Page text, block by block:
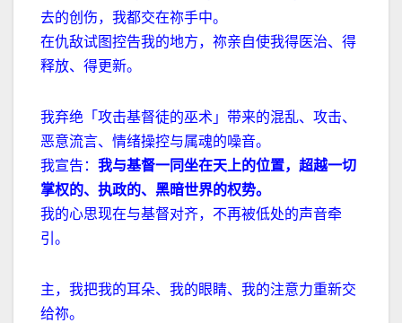
去的创伤，我都交在祢手中。
在仇敌试图控告我的地方，祢亲自使我得医治、得
释放、得更新。
我弃绝「攻击基督徒的巫术」带来的混乱、攻击、
恶意流言、情绪操控与属魂的噪音。
我宣告： 我与基督一同坐在天上的位置，超越一切
掌权的、执政的、黑暗世界的权势。
我的心思现在与基督对齐，不再被低处的声音牵
引。
主，我把我的耳朵、我的眼睛、我的注意力重新交
给祢。